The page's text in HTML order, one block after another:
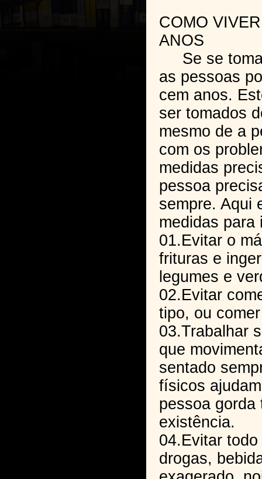
COMO
ANOS
Se se
as pessoas
cem anos.
ser tomados
mesmo de a
com os
medidas
pessoa
sempre. Aqui
medidas para
01.Evitar o
frituras e
legumes e
02.Evitar
tipo, ou
03.Trabalhar
que
sentado
físicos
pessoa gorda
existência.
04.Evitar
drogas,